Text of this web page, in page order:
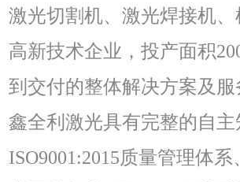
激光切割机、激光焊接机
高新技术企业，投产面积
到交付的整体解决方案及服
鑫全利激光具有完整的自
ISO9001:2015质量管理体